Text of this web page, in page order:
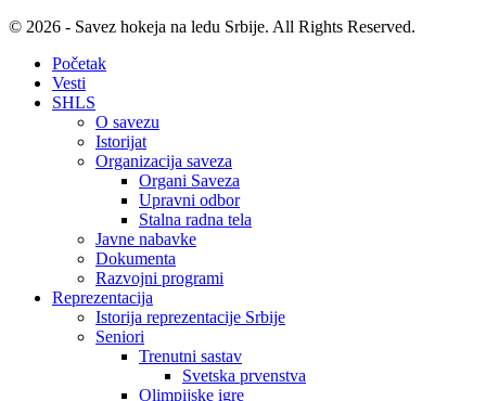
© 2026 - Savez hokeja na ledu Srbije. All Rights Reserved.
Početak
Vesti
SHLS
O savezu
Istorijat
Organizacija saveza
Organi Saveza
Upravni odbor
Stalna radna tela
Javne nabavke
Dokumenta
Razvojni programi
Reprezentacija
Istorija reprezentacije Srbije
Seniori
Trenutni sastav
Svetska prvenstva
Olimpijske igre